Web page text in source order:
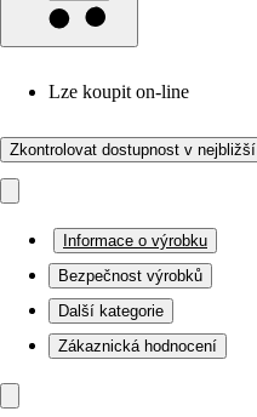
Lze koupit on-line
Zkontrolovat dostupnost v
Informace o výrobku
Bezpečnost výrobků
Další kategorie
Zákaznická hodnocení